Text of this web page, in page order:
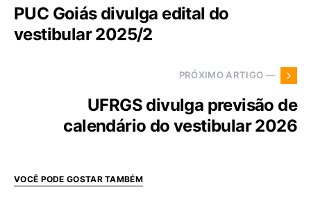
PUC Goiás divulga edital do
vestibular 2025/2
PRÓXIMO ARTIGO —
UFRGS divulga previsão de
calendário do vestibular 2026
VOCÊ PODE GOSTAR TAMBÉM